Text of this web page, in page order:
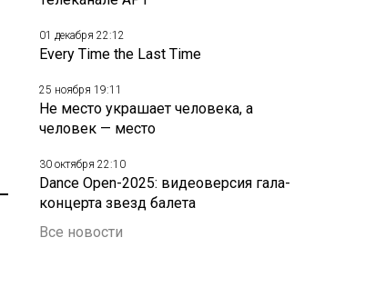
01 декабря 22:12
Every Time the Last Time
25 ноября 19:11
Не место украшает человека, а
человек — место
30 октября 22:10
Dance Open-2025: видеоверсия гала-
концерта звезд балета
Все новости